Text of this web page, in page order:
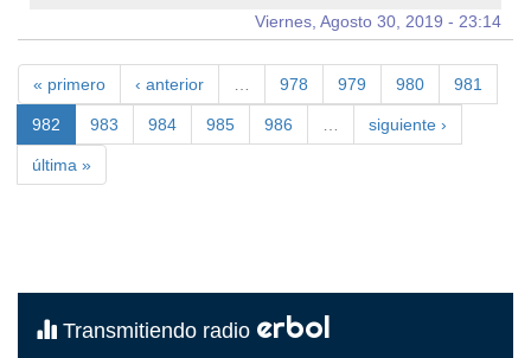
Viernes, Agosto 30, 2019 - 23:14
« primero ‹ anterior 978 979 980 981
982 983 984 985 986 siguiente ›
última »
Transmitiendo radio erbol